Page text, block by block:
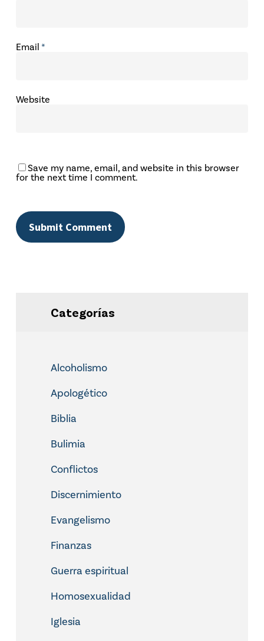
Email *
Website
Save my name, email, and website in this browser
for the next time I comment.
Categorías
Alcoholismo
Apologético
Biblia
Bulimia
Conflictos
Discernimiento
Evangelismo
Finanzas
Guerra espiritual
Homosexualidad
Iglesia